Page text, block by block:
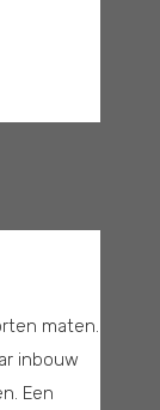
maten.
inbouw
Een